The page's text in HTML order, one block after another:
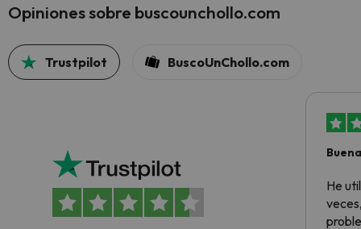
Opiniones sobre buscounchollo.com
Trustpilot BuscoUnChollo.com
He